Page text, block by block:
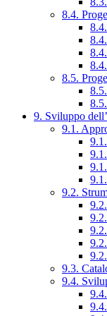
8.4.
8.5.
9. Sviluppo
9.1.
9.2.
9.3.
9.4.